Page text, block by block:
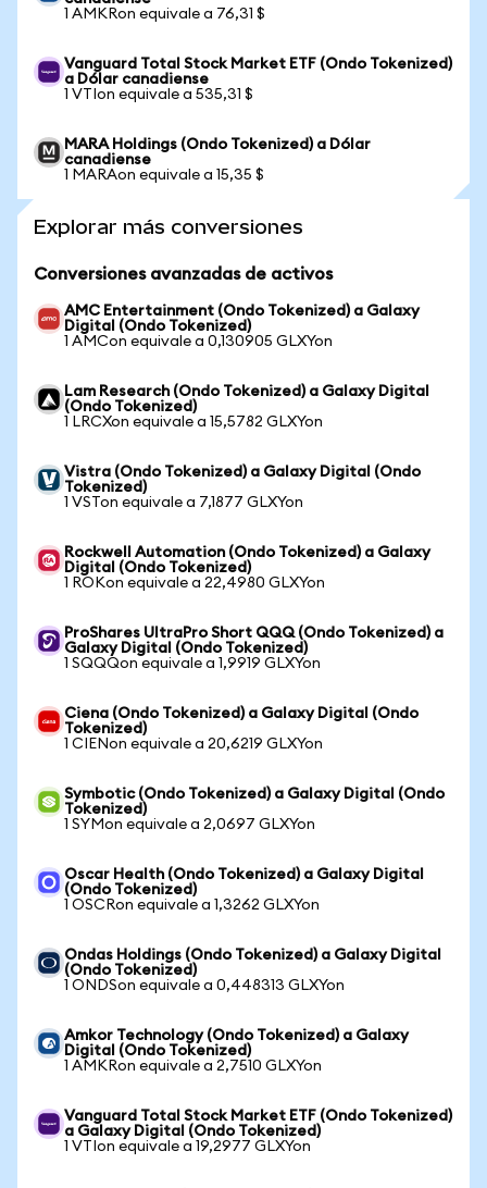
1 AMKRon equivale a 76,31 $
Vanguard Total Stock Market ETF (Ondo Tokenized)
a Dólar canadiense
1 VTIon equivale a 535,31 $
MARA Holdings (Ondo Tokenized) a Dólar
canadiense
1 MARAon equivale a 15,35 $
Explorar más conversiones
Conversiones avanzadas de activos
AMC Entertainment (Ondo Tokenized) a Galaxy
Digital (Ondo Tokenized)
1 AMCon equivale a 0,130905 GLXYon
Lam Research (Ondo Tokenized) a Galaxy Digital
(Ondo Tokenized)
1 LRCXon equivale a 15,5782 GLXYon
Vistra (Ondo Tokenized) a Galaxy Digital (Ondo
Tokenized)
1 VSTon equivale a 7,1877 GLXYon
Rockwell Automation (Ondo Tokenized) a Galaxy
Digital (Ondo Tokenized)
1 ROKon equivale a 22,4980 GLXYon
ProShares UltraPro Short QQQ (Ondo Tokenized) a
Galaxy Digital (Ondo Tokenized)
1 SQQQon equivale a 1,9919 GLXYon
Ciena (Ondo Tokenized) a Galaxy Digital (Ondo
Tokenized)
1 CIENon equivale a 20,6219 GLXYon
Symbotic (Ondo Tokenized) a Galaxy Digital (Ondo
Tokenized)
1 SYMon equivale a 2,0697 GLXYon
Oscar Health (Ondo Tokenized) a Galaxy Digital
(Ondo Tokenized)
1 OSCRon equivale a 1,3262 GLXYon
Ondas Holdings (Ondo Tokenized) a Galaxy Digital
(Ondo Tokenized)
1 ONDSon equivale a 0,448313 GLXYon
Amkor Technology (Ondo Tokenized) a Galaxy
Digital (Ondo Tokenized)
1 AMKRon equivale a 2,7510 GLXYon
Vanguard Total Stock Market ETF (Ondo Tokenized)
a Galaxy Digital (Ondo Tokenized)
1 VTIon equivale a 19,2977 GLXYon